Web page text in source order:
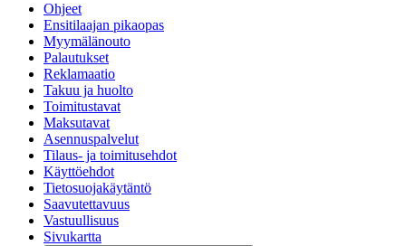
Ohjeet
Ensitilaajan pikaopas
Myymälänouto
Palautukset
Reklamaatio
Takuu ja huolto
Toimitustavat
Maksutavat
Asennuspalvelut
Tilaus- ja toimitusehdot
Käyttöehdot
Tietosuojakäytäntö
Saavutettavuus
Vastuullisuus
Sivukartta